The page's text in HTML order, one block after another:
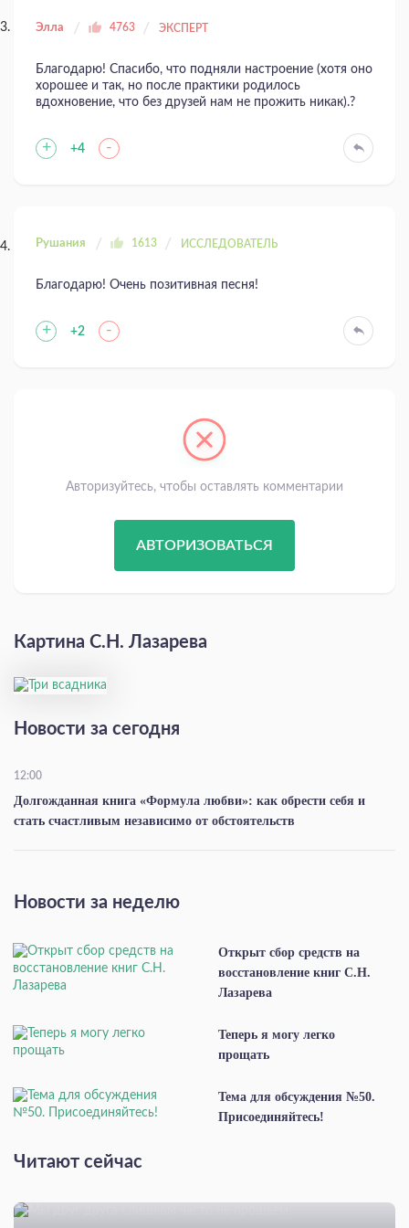
Элла 4763 ЭКСПЕРТ
Благодарю! Спасибо, что подняли настроение (хотя оно
хорошее и так, но после практики родилось
вдохновение, что без друзей нам не прожить никак).?
+ +4 -
Рушания 1613 ИССЛЕДОВАТЕЛЬ
Благодарю! Очень позитивная песня!
+ +2 -
Авторизуйтесь, чтобы оставлять комментарии
АВТОРИЗОВАТЬСЯ
Картина С.Н. Лазарева
Новости за сегодня
12:00
Долгожданная книга «Формула любви»: как обрести себя и
стать счастливым независимо от обстоятельств
Новости за неделю
Открыт сбор средств на
восстановление книг С.Н.
Лазарева
Теперь я могу легко
прощать
Тема для обсуждения №50.
Присоединяйтесь!
Читают сейчас